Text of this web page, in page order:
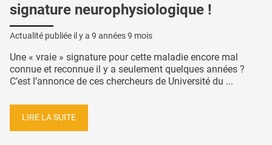
signature neurophysiologique !
Actualité publiée il y a 9 années 9 mois
Une « vraie » signature pour cette maladie encore mal
connue et reconnue il y a seulement quelques années ?
C’est l’annonce de ces chercheurs de Université du ...
LIRE LA SUITE